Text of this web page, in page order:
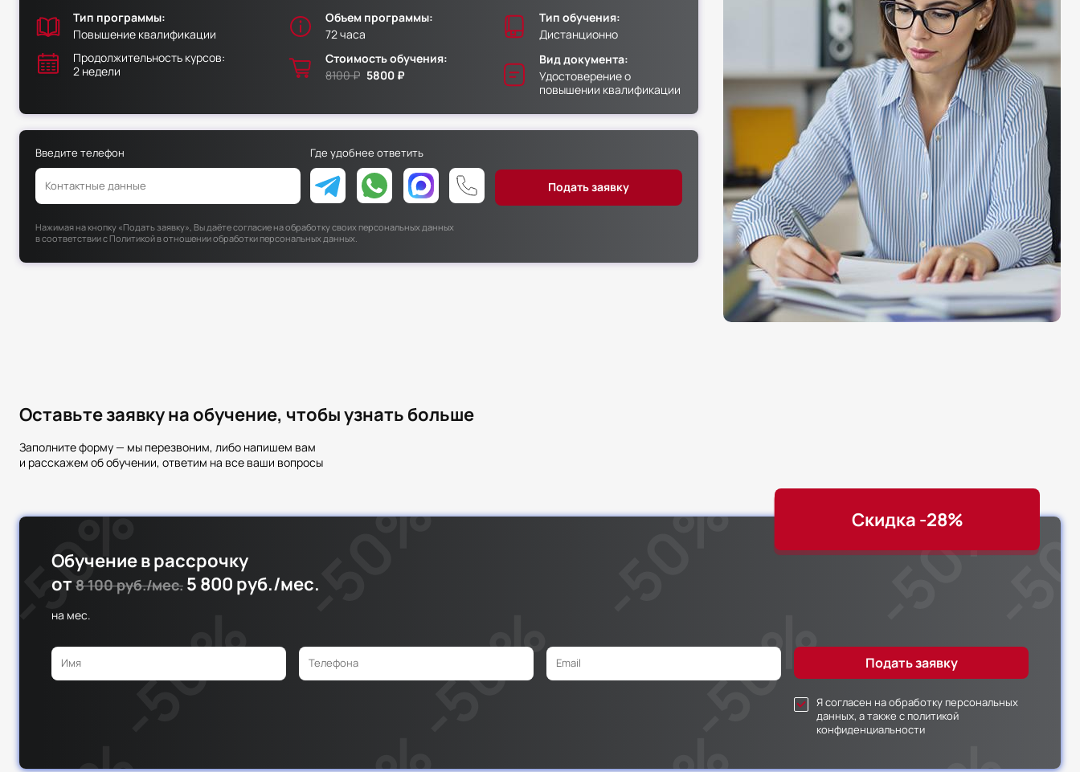
Тип программы:
Повышение квалификации
Продолжительность курсов:
2 недели
Объем программы:
72 часа
Стоимость обучения:
8100 ₽ 5800 ₽
Тип обучения:
Дистанционно
Вид документа:
Удостоверение о
повышении квалификации
Введите телефон Где удобнее ответить
Нажимая на кнопку «Подать заявку», Вы даёте согласие на обработку своих персональных данных
в соответствии сПолитикой в отношении обработки персональных данных
Оставьте заявку на обучение, чтобы узнать больше
Заполните форму — мы перезвоним, либо напишем вам
и расскажем об обучении, ответим на все ваши вопросы
Скидка -28%
Обучение в рассрочку
от8 100 руб./мес. 5 800 руб./мес.
на мес.
Я согласен на обработку персональных
данных, а также с политикой
конфиденциальности